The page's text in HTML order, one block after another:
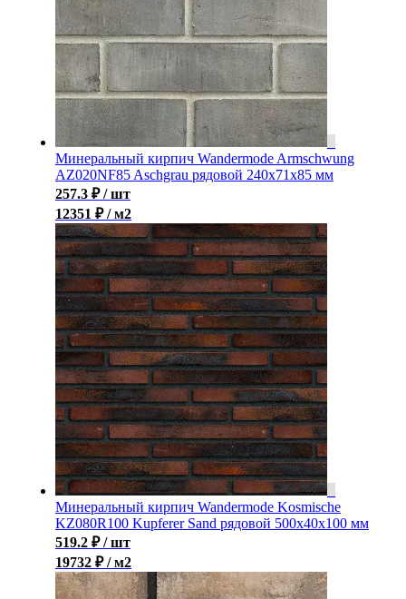
Минеральный кирпич Wandermode Armschwung
AZ020NF85 Aschgrau рядовой 240x71x85 мм
257.3 ₽ / шт
12351 ₽ / м2
Минеральный кирпич Wandermode Kosmische
KZ080R100 Kupferer Sand рядовой 500x40x100 мм
519.2 ₽ / шт
19732 ₽ / м2